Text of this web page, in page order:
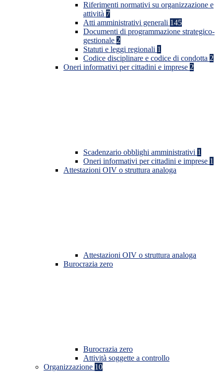
Riferimenti normativi su organizzazione e
attività 7
Atti amministrativi generali 145
Documenti di programmazione strategico-
gestionale 2
Statuti e leggi regionali 1
Codice disciplinare e codice di condotta 2
Oneri informativi per cittadini e imprese 2
Scadenzario obblighi amministrativi 1
Oneri informativi per cittadini e imprese 1
Attestazioni OIV o struttura analoga
Attestazioni OIV o struttura analoga
Burocrazia zero
Burocrazia zero
Attività soggette a controllo
Organizzazione 10